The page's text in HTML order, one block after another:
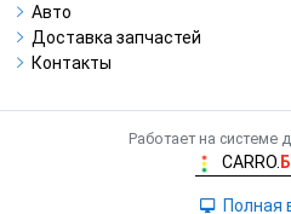
Авто
Доставка запчастей
Контакты
Работает на системе
CARRO.
Полная